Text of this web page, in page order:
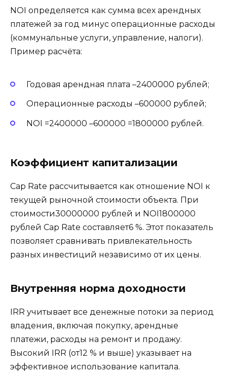
NOI определяется как сумма всех арендных
платежей за год минус операционные расходы
(коммунальные услуги, управление, налоги).
Пример расчёта:
Годовая арендная плата –2400000 рублей;
Операционные расходы –600000 рублей;
NOI =2400000 –600000 =1800000 рублей.
Коэффициент капитализации
Cap Rate рассчитывается как отношение NOI к
текущей рыночной стоимости объекта. При
стоимости30000000 рублей и NOI1800000
рублей Cap Rate составляет6 %. Этот показатель
позволяет сравнивать привлекательность
разных инвестиций независимо от их цены.
Внутренняя норма доходности
IRR учитывает все денежные потоки за период
владения, включая покупку, арендные
платежи, расходы на ремонт и продажу.
Высокий IRR (от12 % и выше) указывает на
эффективное использование капитала.